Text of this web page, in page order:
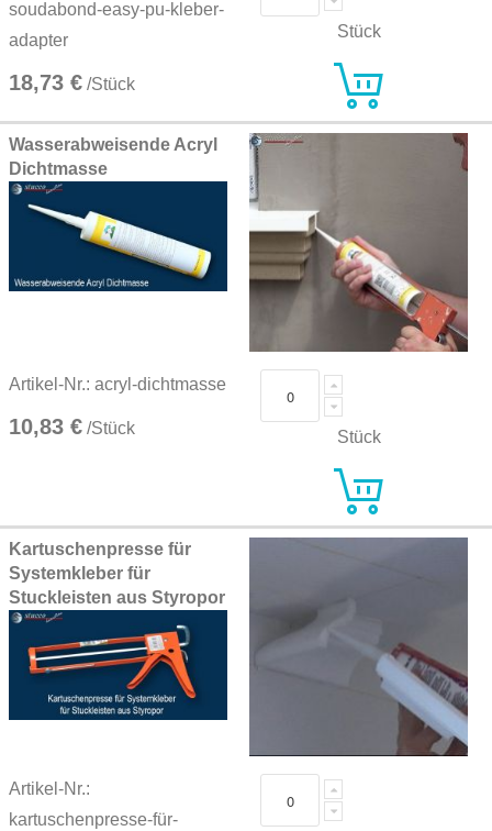
soudabond-easy-pu-kleber-
adapter
18,73 € /Stück
Stück
Wasserabweisende Acryl
Dichtmasse
Artikel-Nr.: acryl-dichtmasse
10,83 € /Stück Stück
Kartuschenpresse für
Systemkleber für
Stuckleisten aus Styropor
Artikel-Nr.:
kartuschenpresse-für-